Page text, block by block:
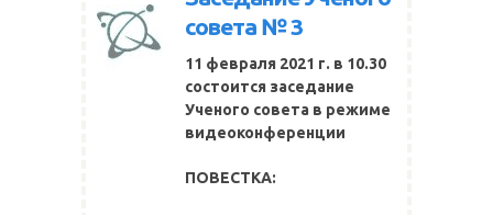
совета № 3
11 февраля 2021 г. в 10.30
состоится заседание
Ученого совета в режиме
видеоконференции
ПОВЕСТКА: